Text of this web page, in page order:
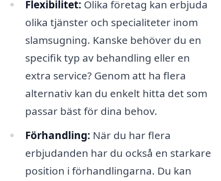
Flexibilitet: Olika företag kan erbjuda
olika tjänster och specialiteter inom
slamsugning. Kanske behöver du en
specifik typ av behandling eller en
extra service? Genom att ha flera
alternativ kan du enkelt hitta det som
passar bäst för dina behov.
Förhandling: När du har flera
erbjudanden har du också en starkare
position i förhandlingarna. Du kan